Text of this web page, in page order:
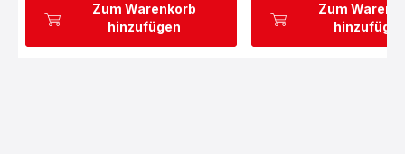
Zum Warenkorb
hinzufügen
Zum